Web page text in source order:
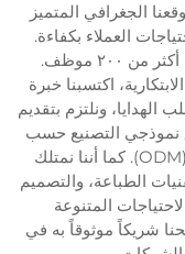
الجغرافي المتميز
العملاء بكفاءة.
ولدينا فريق محترف ذو خبرة وإبداع يضم أكثر من ٢٠٠ موظف.
اكتسبنا خبرة
ونلتزم بتقديم
نموذجي التصنيع حسب
الطلب (OEM) والتصنيع حسب التصميم (ODM). كما أننا نمتلك
الطباعة، والتصميم
المتنوعة
شريكاً موثوقاً به في